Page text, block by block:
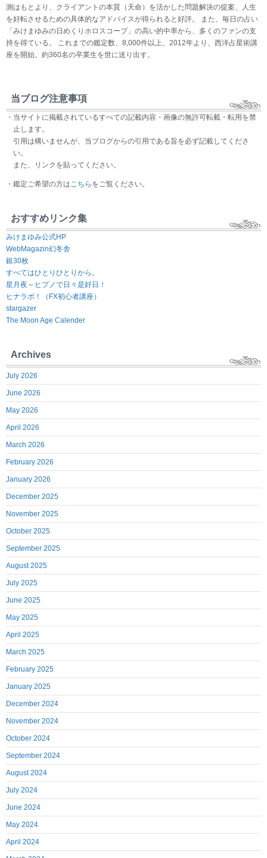
測はもとより、クライアントの本質（天命）を活かした問題解決の提案、人生
を好転させるための具体的なアドバイスが得られると好評。 また、毎日の占い
「みけまゆみの日めくりホロスコープ」の高い的中率から、多くのファンの支
持を得ている。 これまでの鑑定数、8,000件以上、2012年より、西洋占星術講
座を開始。約360名の卒業生を世に送り出す。
当ブログ注意事項
・当サイトに掲載されているすべての記載内容・画像の無許可転載・転用を禁
止します。
引用は構いませんが、当ブログからの引用である旨を必ず記載してくださ
い。
また、リンクを貼ってください。
・鑑定ご希望の方はこちら をご覧ください。
おすすめリンク集
みけまゆみ公式HP
WebMagazin幻冬舎
銀30枚
すべてはひとりひとりから。
星月夜～ヒプノで日々是好日！
ヒナラボ！（FX初心者講座）
stargazer
The Moon Age Calender
Archives
July 2026
June 2026
May 2026
April 2026
March 2026
February 2026
January 2026
December 2025
November 2025
October 2025
September 2025
August 2025
July 2025
June 2025
May 2025
April 2025
March 2025
February 2025
January 2025
December 2024
November 2024
October 2024
September 2024
August 2024
July 2024
June 2024
May 2024
April 2024